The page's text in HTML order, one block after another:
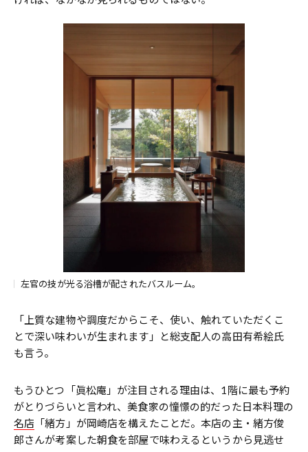
左官の技が光る浴槽が配されたバスルーム。
「上質な建物や調度だからこそ、使い、触れていただくこ
とで深い味わいが生まれます」と総支配人の高田有希絵氏
も言う。
もうひとつ「眞松庵」が注目される理由は、1階に最も予約
がとりづらいと言われ、美食家の憧憬の的だった日本料理の
名店 「緒方」が岡崎店を構えたことだ。本店の主・緒方俊
郎さんが考案した朝食を部屋で味わえるというから見逃せ